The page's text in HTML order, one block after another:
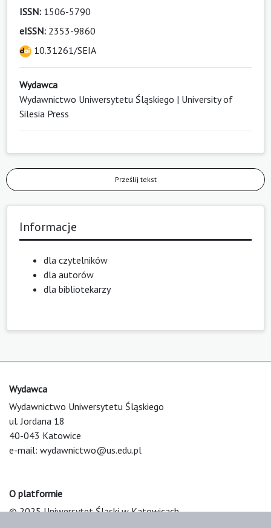
ISSN: 1506-5790
eISSN: 2353-9860
10.31261/SEIA
Wydawca
Wydawnictwo Uniwersytetu Śląskiego | University of
Silesia Press
Prześlij tekst
Informacje
dla czytelników
dla autorów
dla bibliotekarzy
Wydawca
Wydawnictwo Uniwersytetu Śląskiego
ul. Jordana 18
40-043 Katowice
e-mail: wydawnictwo@us.edu.pl
O platformie
© 2025 Uniwersytet Śląski w Katowicach